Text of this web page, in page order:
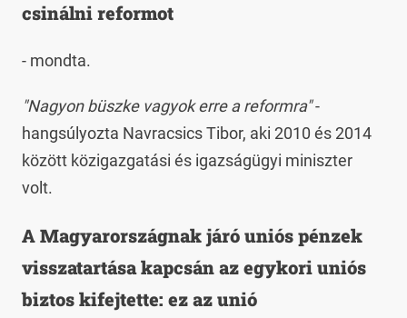
csinálni reformot
- mondta.
"Nagyon büszke vagyok erre a reformra"-
hangsúlyozta Navracsics Tibor, aki 2010 és 2014
között közigazgatási és igazságügyi miniszter
volt.
A Magyarországnak járó uniós pénzek
visszatartása kapcsán az egykori uniós
biztos kifejtette: ez az unió